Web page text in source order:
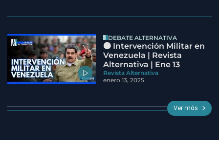
DEBATE ALTERNATIVA
🔵 Intervención Militar en
Venezuela | Revista
Alternativa | Ene 13
Revista Alternativa
enero 13, 2025
Ver más